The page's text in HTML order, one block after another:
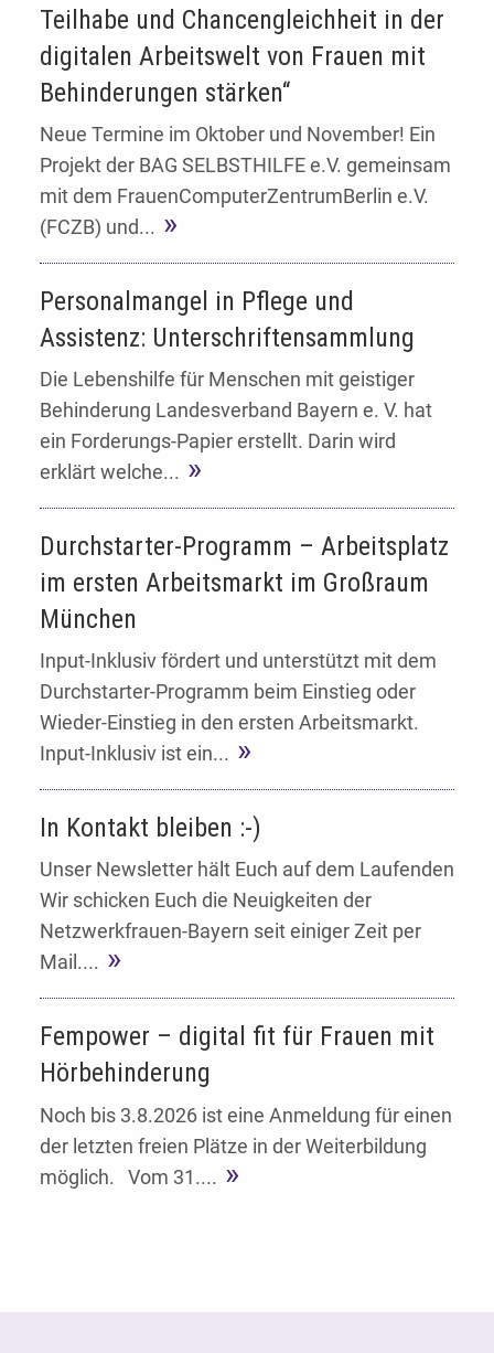
Teilhabe und Chancengleichheit in der
digitalen Arbeitswelt von Frauen mit
Behinderungen stärken“
Neue Termine im Oktober und November! Ein
Projekt der BAG SELBSTHILFE e.V. gemeinsam
mit dem FrauenComputerZentrumBerlin e.V.
(FCZB) und...
Personalmangel in Pflege und
Assistenz: Unterschriftensammlung
Die Lebenshilfe für Menschen mit geistiger
Behinderung Landesverband Bayern e. V. hat
ein Forderungs-Papier erstellt. Darin wird
erklärt welche...
Durchstarter-Programm – Arbeitsplatz
im ersten Arbeitsmarkt im Großraum
München
Input-Inklusiv fördert und unterstützt mit dem
Durchstarter-Programm beim Einstieg oder
Wieder-Einstieg in den ersten Arbeitsmarkt.
Input-Inklusiv ist ein...
In Kontakt bleiben :-)
Unser Newsletter hält Euch auf dem Laufenden
Wir schicken Euch die Neuigkeiten der
Netzwerkfrauen-Bayern seit einiger Zeit per
Mail....
Fempower – digital fit für Frauen mit
Hörbehinderung
Noch bis 3.8.2026 ist eine Anmeldung für einen
der letzten freien Plätze in der Weiterbildung
möglich. Vom 31....